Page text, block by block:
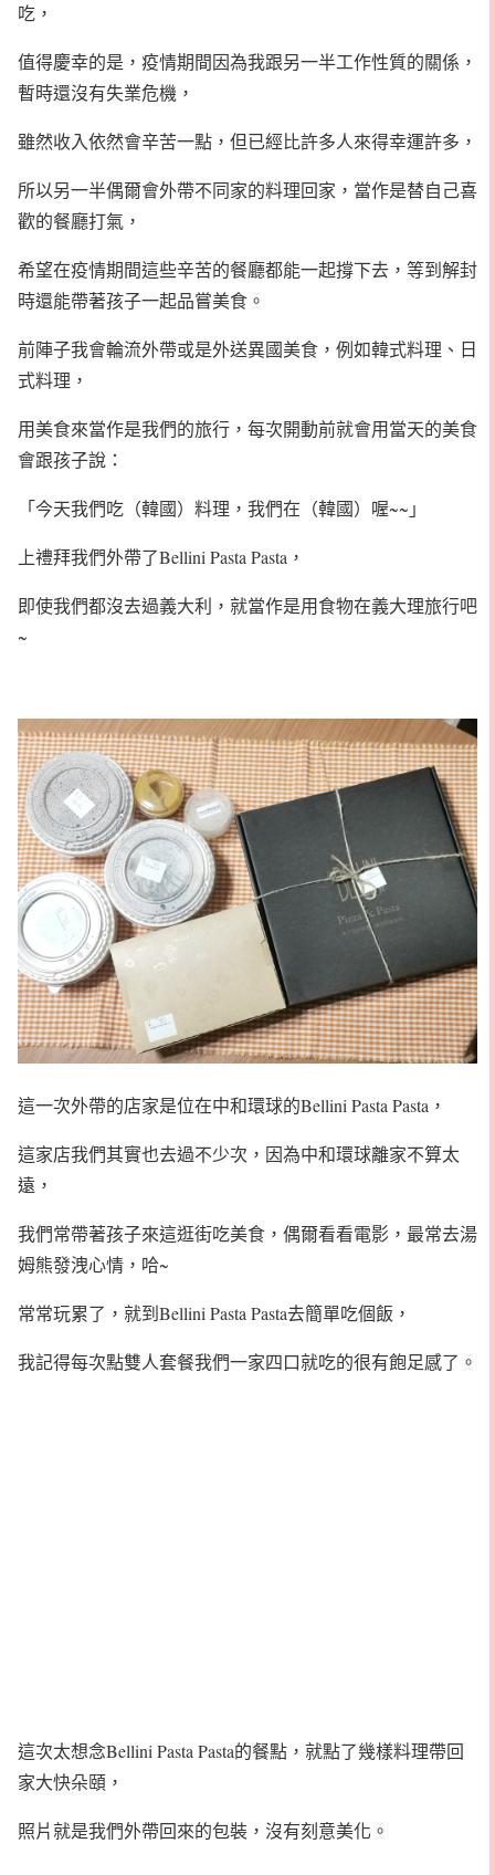
吃，
值得慶幸的是，疫情期間因為我跟另一半工作性質的關係，
暫時還沒有失業危機，
雖然收入依然會辛苦一點，但已經比許多人來得幸運許多，
所以另一半偶爾會外帶不同家的料理回家，當作是替自己喜
歡的餐廳打氣，
希望在疫情期間這些辛苦的餐廳都能一起撐下去，等到解封
時還能帶著孩子一起品嘗美食。
前陣子我會輪流外帶或是外送異國美食，例如韓式料理、日
式料理，
用美食來當作是我們的旅行，每次開動前就會用當天的美食
會跟孩子說：
「今天我們吃（韓國）料理，我們在（韓國）喔~~」
上禮拜我們外帶了Bellini Pasta Pasta，
即使我們都沒去過義大利，就當作是用食物在義大理旅行吧
~
這一次外帶的店家是位在中和環球的Bellini Pasta Pasta，
這家店我們其實也去過不少次，因為中和環球離家不算太
遠，
我們常帶著孩子來這逛街吃美食，偶爾看看電影，最常去湯
姆熊發洩心情，哈~
常常玩累了，就到Bellini Pasta Pasta去簡單吃個飯，
我記得每次點雙人套餐我們一家四口就吃的很有飽足感了。
這次太想念Bellini Pasta Pasta的餐點，就點了幾樣料理帶回
家大快朵頤，
照片就是我們外帶回來的包裝，沒有刻意美化。